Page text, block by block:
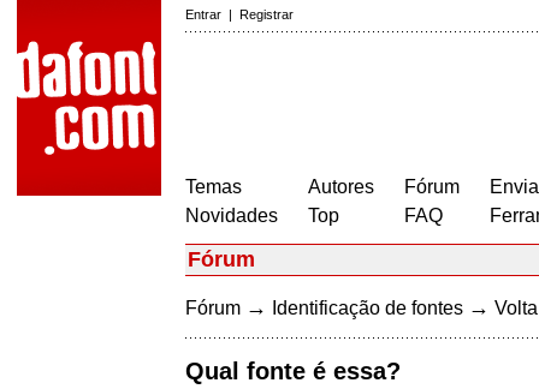
Entrar | Registrar
Temas
Novidades
Autores
Top
Fórum
FAQ
Fórum
Fórum → Identificação de fontes →
Qual fonte é essa?